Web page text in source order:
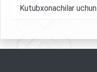
Kutubxonachilar uchun